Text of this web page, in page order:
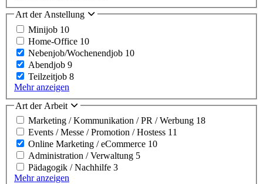
Art der Anstellung
Minijob 10
Home-Office 10
Nebenjob/Wochenendjob 10
Abendjob 9
Teilzeitjob 8
Mehr anzeigen
Art der Arbeit
Marketing / Kommunikation / PR / Werbung 18
Events / Messe / Promotion / Hostess 11
Online Marketing / eCommerce 10
Administration / Verwaltung 5
Pädagogik / Nachhilfe 3
Mehr anzeigen